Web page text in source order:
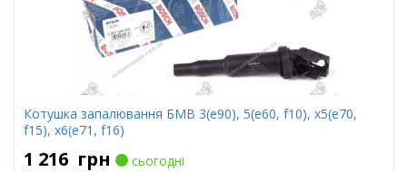
Котушка запалювання БМВ 3(е90), 5(е60, f10), х5(е70,
f15), x6(e71, f16)
1 216 грн
сьогодні